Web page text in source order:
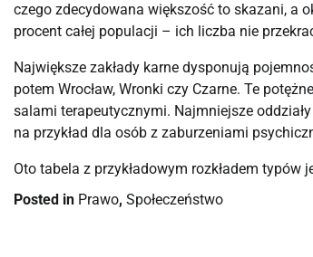
czego zdecydowana większość to skazani, a
procent całej populacji – ich liczba nie
Największe zakłady karne dysponują
potem Wrocław, Wronki czy Czarne. Te
salami terapeutycznymi. Najmniejsze
na przykład dla osób z zaburzeniami
Oto tabela z przykładowym rozkładem typów
Posted in Prawo, Społeczeństwo